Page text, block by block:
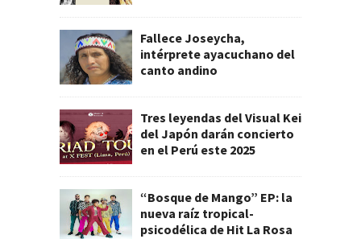
Fallece Joseycha,
intérprete ayacuchano del
canto andino
Tres leyendas del Visual Kei
del Japón darán concierto
en el Perú este 2025
“Bosque de Mango” EP: la
nueva raíz tropical-
psicodélica de Hit La Rosa